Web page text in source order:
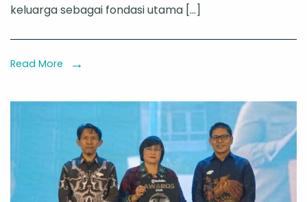
Mahulu
Ibu
dalam
Ketahanan
Keluarga
keluarga sebagai fondasi utama […]
Read More